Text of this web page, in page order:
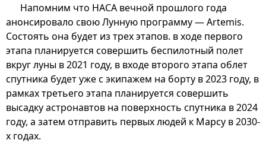
Напомним что НАСА вечной прошлого года
анонсировало свою Лунную программу — Artemis.
Состоять она будет из трех этапов. в ходе первого
этапа планируется совершить беспилотный полет
вкруг луны в 2021 году, в входе второго этапа облет
спутника будет уже с экипажем на борту в 2023 году, в
рамках третьего этапа планируется совершить
высадку астронавтов на поверхность спутника в 2024
году, а затем отправить первых людей к Марсу в 2030-
х годах.